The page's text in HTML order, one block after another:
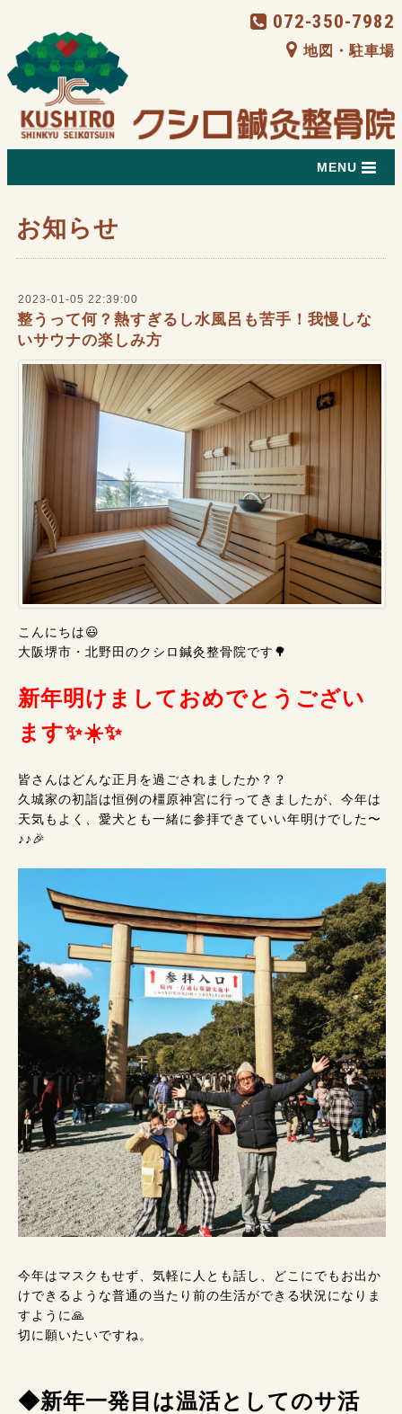
072-350-7982
地図・駐車場
MENU
お知らせ
2023-01-05 22:39:00
整うって何？熱すぎるし水風呂も苦手！我慢しな
いサウナの楽しみ方
こんにちは😃
大阪堺市・北野田のクシロ鍼灸整骨院です🌳
新年明けましておめでとうござい
ます✨☀️✨
皆さんはどんな正月を過ごされましたか？？
久城家の初詣は恒例の橿原神宮に行ってきましたが、今年は
天気もよく、愛犬とも一緒に参拝できていい年明けでした〜
♪♪🎉
今年はマスクもせず、気軽に人とも話し、どこにでもお出か
けできるような普通の当たり前の生活ができる状況になりま
すように🙏
切に願いたいですね。
◆新年一発目は温活としてのサ活